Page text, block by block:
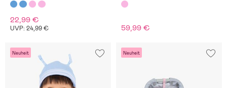
22,99 €
UVP: 24,99 € 59,99 €
Neuheit Neuheit